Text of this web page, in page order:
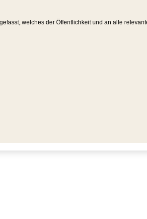
welches der Öffentlichkeit und an alle